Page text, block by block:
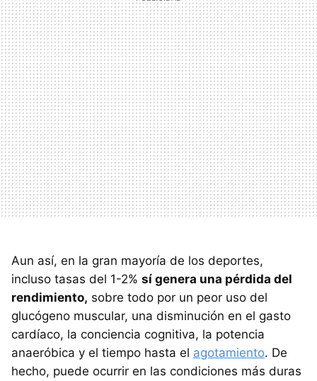
Aun así, en la gran mayoría de los deportes,
incluso tasas del 1-2% sí genera una pérdida del
rendimiento, sobre todo por un peor uso del
glucógeno muscular, una disminución en el gasto
cardíaco, la conciencia cognitiva, la potencia
anaeróbica y el tiempo hasta el agotamiento. De
hecho, puede ocurrir en las condiciones más duras